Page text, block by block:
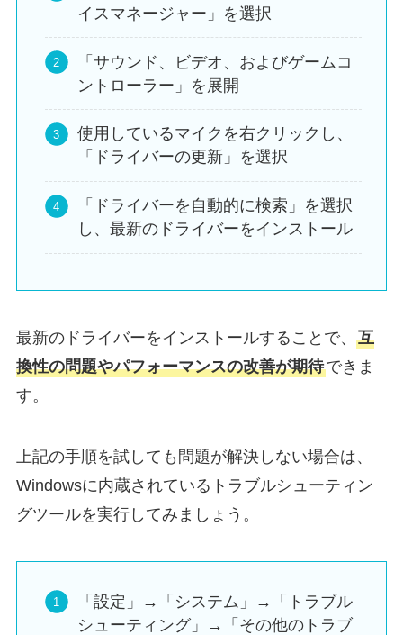
イスマネージャー」を選択
「サウンド、ビデオ、およびゲームコ
ントローラー」を展開
使用しているマイクを右クリックし、
「ドライバーの更新」を選択
「ドライバーを自動的に検索」を選択
し、最新のドライバーをインストール
最新のドライバーをインストールすることで、 互
換性の問題やパフォーマンスの改善が期待できま
す。
上記の手順を試しても問題が解決しない場合は、
Windowsに内蔵されているトラブルシューティン
グツールを実行してみましょう。
「設定」→「システム」→「トラブル
シューティング」→「その他のトラブ